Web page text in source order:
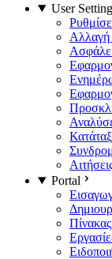
User
Portal